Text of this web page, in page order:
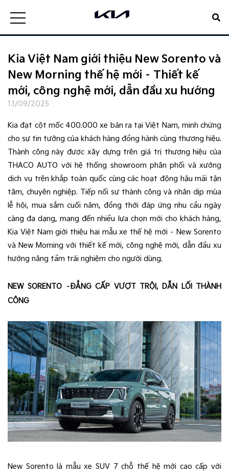
Kia Việt Nam giới thiệu New Sorento và
New Morning thế hệ mới – Thiết kế
mới, công nghệ mới, dẫn đầu xu hướng
13/09/2025
Kia đạt cột mốc 400.000 xe bán ra tại Việt Nam, minh chứng
cho sự tin tưởng của khách hàng đồng hành cùng thương hiệu.
Thành công này được xây dựng trên giá trị thương hiệu của
THACO AUTO với hệ thống showroom phân phối và xưởng
dịch vụ trên khắp toàn quốc cùng các hoạt động hậu mãi tận
tâm, chuyên nghiệp. Tiếp nối sự thành công và nhân dịp mùa
lễ hội, mua sắm cuối năm, đồng thời đáp ứng nhu cầu ngày
càng đa dạng, mang đến nhiều lựa chọn mới cho khách hàng,
Kia Việt Nam giới thiệu hai mẫu xe thế hệ mới – New Sorento
và New Morning với thiết kế mới, công nghệ mới, dẫn đầu xu
hướng nâng tầm trải nghiệm cho người dùng.
NEW SORENTO –ĐẲNG CẤP VƯỢT TRỘI, DẪN LỐI THÀNH
CÔNG
New Sorento là mẫu xe SUV 7 chỗ thế hệ mới cao cấp với